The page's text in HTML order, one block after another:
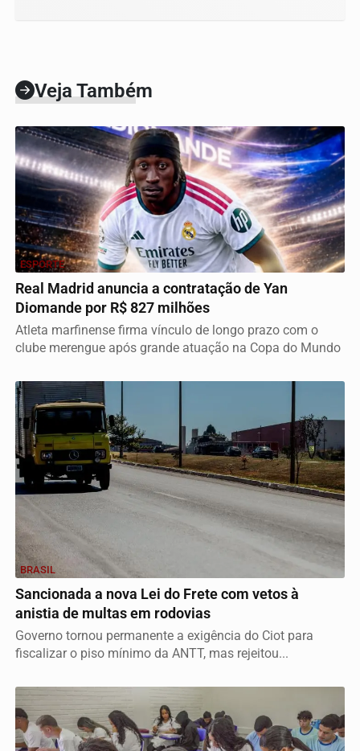
Veja Também
ESPORTE
Real Madrid anuncia a contratação de Yan
Diomande por R$ 827 milhões
Atleta marfinense firma vínculo de longo prazo com o
clube merengue após grande atuação na Copa do Mundo
BRASIL
Sancionada a nova Lei do Frete com vetos à
anistia de multas em rodovias
Governo tornou permanente a exigência do Ciot para
fiscalizar o piso mínimo da ANTT, mas rejeitou...